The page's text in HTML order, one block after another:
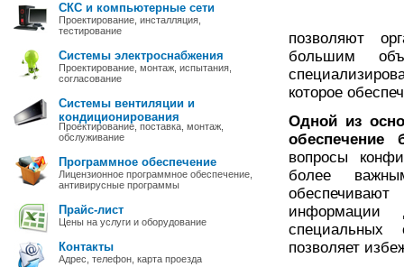
СКС и компьютерные сети
Проектирование, инсталляция,
тестирование
Системы электроснабжения
Проектирование, монтаж, испытания,
согласование
Системы вентиляции и
кондиционирования
Проектирование, поставка, монтаж,
обслуживание
Программное обеспечение
Лицензионное программное обеспечение,
антивирусные программы
Прайс-лист
Цены на услуги и оборудование
Контакты
Адрес, телефон, карта проезда
позволяют
большим
которое
Одной из
обеспечение
вопросы
более
информации
позволяет